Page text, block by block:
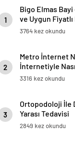
1
Bigo Elmas Bayi
ve Uygun Fiyatlı
Almanın Yeni
3764 kez okundu
2
Metro İnternet
İnternetiyle
3316 kez okundu
3
Ortopodoloji İle
Yarası Tedavisi
2849 kez okundu